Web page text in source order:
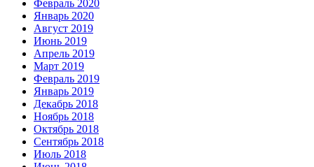
Февраль 2020
Январь 2020
Август 2019
Июнь 2019
Апрель 2019
Март 2019
Февраль 2019
Январь 2019
Декабрь 2018
Ноябрь 2018
Октябрь 2018
Сентябрь 2018
Июль 2018